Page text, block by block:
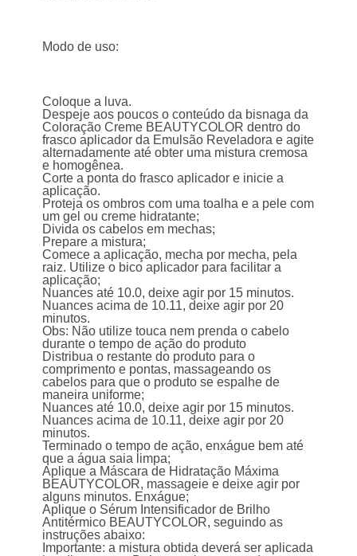
Modo de uso:
Coloque a luva.
Despeje aos poucos o conteúdo da bisnaga da
Coloração Creme BEAUTYCOLOR dentro do
frasco aplicador da Emulsão Reveladora e agite
alternadamente até obter uma mistura cremosa
e homogênea.
Corte a ponta do frasco aplicador e inicie a
aplicação.
Proteja os ombros com uma toalha e a pele com
um gel ou creme hidratante;
Divida os cabelos em mechas;
Prepare a mistura;
Comece a aplicação, mecha por mecha, pela
raiz. Utilize o bico aplicador para facilitar a
aplicação;
Nuances até 10.0, deixe agir por 15 minutos.
Nuances acima de 10.11, deixe agir por 20
minutos.
Obs: Não utilize touca nem prenda o cabelo
durante o tempo de ação do produto
Distribua o restante do produto para o
comprimento e pontas, massageando os
cabelos para que o produto se espalhe de
maneira uniforme;
Nuances até 10.0, deixe agir por 15 minutos.
Nuances acima de 10.11, deixe agir por 20
minutos.
Terminado o tempo de ação, enxágue bem até
que a água saia limpa;
Aplique a Máscara de Hidratação Máxima
BEAUTYCOLOR, massageie e deixe agir por
alguns minutos. Enxágue;
Aplique o Sérum Intensificador de Brilho
Antitérmico BEAUTYCOLOR, seguindo as
instruções abaixo:
Importante: a mistura obtida deverá ser aplicada